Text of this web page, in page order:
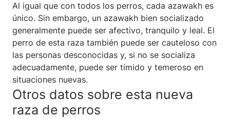
Al igual que con todos los perros, cada azawakh es
único. Sin embargo, un azawakh bien socializado
generalmente puede ser afectivo, tranquilo y leal. El
perro de esta raza también puede ser cauteloso con
las personas desconocidas y, si no se socializa
adecuadamente, puede ser tímido y temeroso en
situaciones nuevas.
Otros datos sobre esta nueva
raza de perros